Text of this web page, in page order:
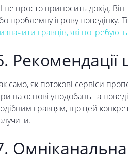
не просто приносить дохід. Він
проблемну ігрову поведінку.
гравців, які
Рекомендації
само, як потокові сервіси
на основі уподобань та
гравцям, що цей
Омніканальна